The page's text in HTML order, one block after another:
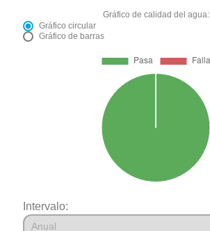
Gráfico de calidad del agua:
Gráfico circular
Gráfico de barras
Intervalo: